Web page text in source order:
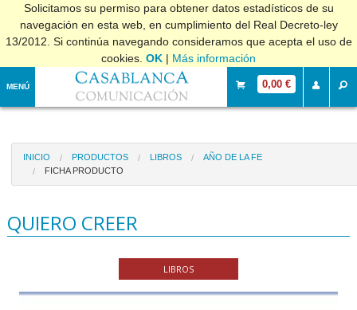
Solicitamos su permiso para obtener datos estadísticos de su
navegación en esta web, en cumplimiento del Real Decreto-ley
13/2012. Si continúa navegando consideramos que acepta el uso de
cookies. OK | Más información
MENÚ 0,00 €
INICIO PRODUCTOS LIBROS
AÑO DE LA FE
FICHA PRODUCTO
QUIERO CREER
LIBROS